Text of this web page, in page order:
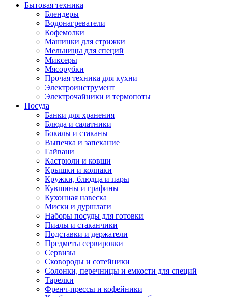
Бытовая техника
Блендеры
Водонагреватели
Кофемолки
Машинки для стрижки
Мельницы для специй
Миксеры
Мясорубки
Прочая техника для кухни
Электроинструмент
Электрочайники и термопоты
Посуда
Банки для хранения
Блюда и салатники
Бокалы и стаканы
Выпечка и запекание
Гайвани
Кастрюли и ковши
Крышки и колпаки
Кружки, блюдца и пары
Кувшины и графины
Кухонная навеска
Миски и дуршлаги
Наборы посуды для готовки
Пиалы и стаканчики
Подставки и держатели
Предметы сервировки
Сервизы
Сковороды и сотейники
Солонки, перечницы и емкости для специй
Тарелки
Френч-прессы и кофейники